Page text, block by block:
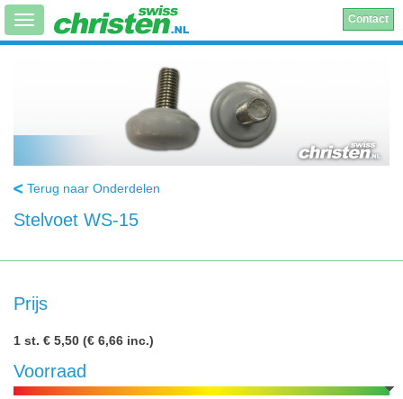
Contact
Terug naar Onderdelen
Stelvoet WS-15
Prijs
1 st. € 5,50 (€ 6,66 inc.)
Voorraad